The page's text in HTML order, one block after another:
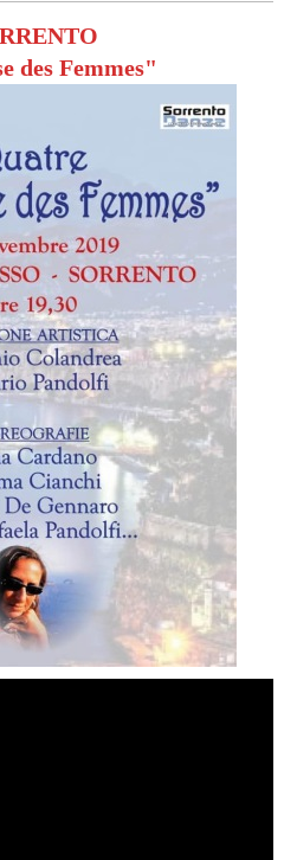
des Femmes"